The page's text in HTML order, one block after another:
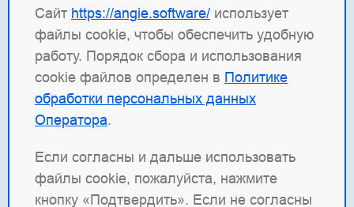
Сайт https://angie.software/ использует
файлы cookie, чтобы обеспечить удобную
работу. Порядок сбора и использования
cookie файлов определен в Политике
обработки персональных данных
Оператора.
Если согласны и дальше использовать
файлы cookie, пожалуйста, нажмите
кнопку «Подтвердить». Если не согласны
Документация
Angie Software(ООО "Веб-Сервер") — российская
ИТ-компания, которая развивает решения для
высоконагруженных систем. Среди наших
продуктов: система балансировки
(контроллер доставки приложений), веб-сервер
Angie PROиAngie Ingress Controller(ANIC) —
решение для управления трафиком
контейнеризированных приложений в Kubernetes.